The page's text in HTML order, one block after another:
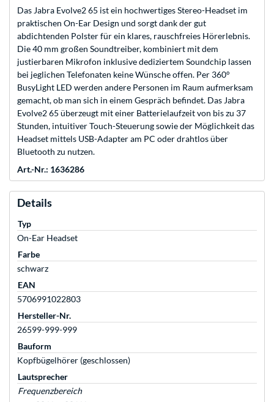
Das Jabra Evolve2 65 ist ein hochwertiges Stereo-Headset im
praktischen On-Ear Design und sorgt dank der gut
abdichtenden Polster für ein klares, rauschfreies Hörerlebnis.
Die 40 mm großen Soundtreiber, kombiniert mit dem
justierbaren Mikrofon inklusive dediziertem Soundchip lassen
bei jeglichen Telefonaten keine Wünsche offen. Per 360°
BusyLight LED werden andere Personen im Raum aufmerksam
gemacht, ob man sich in einem Gespräch befindet. Das Jabra
Evolve2 65 überzeugt mit einer Batterielaufzeit von bis zu 37
Stunden, intuitiver Touch-Steuerung sowie der Möglichkeit das
Headset mittels USB-Adapter am PC oder drahtlos über
Bluetooth zu nutzen.
Art.-Nr.: 1636286
Details
Typ
On-Ear Headset
Farbe
schwarz
EAN
5706991022803
Hersteller-Nr.
26599-999-999
Bauform
Kopfbügelhörer (geschlossen)
Lautsprecher
Frequenzbereich